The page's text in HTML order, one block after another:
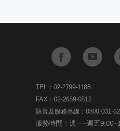
TEL：02-2799-1188
FAX：02-2659-0512
語音及服務專線：0800-031-
服務時間：週一~週五